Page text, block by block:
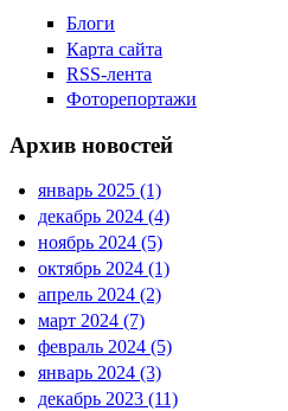
Блоги
Карта сайта
RSS-лента
Фоторепортажи
Архив новостей
январь 2025 (1)
декабрь 2024 (4)
ноябрь 2024 (5)
октябрь 2024 (1)
апрель 2024 (2)
март 2024 (7)
февраль 2024 (5)
январь 2024 (3)
декабрь 2023 (11)